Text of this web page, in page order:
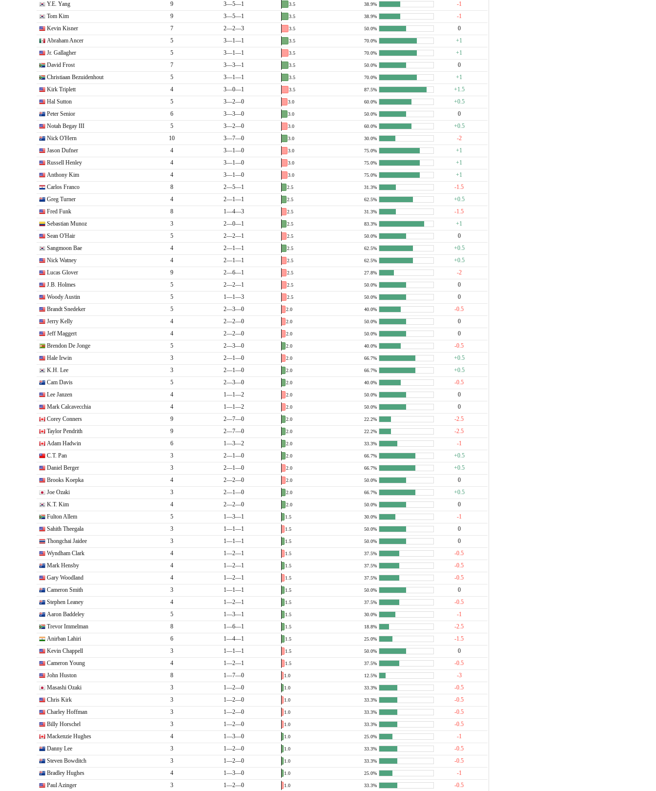
Y.E. Yang
9 3—5—1 3.5 38.9%
-1
Tom Kim
9 3—5—1 3.5 38.9%
-1
Kevin Kisner
7 2—2—3 3.5 50.0%
0
Abraham Ancer
5 3—1—1 3.5 70.0%
+1
Jr. Gallagher
5 3—1—1 3.5 70.0%
+1
David Frost
7 3—3—1 3.5 50.0%
0
Christiaan Bezuidenhout
5 3—1—1 3.5 70.0%
+1
Kirk Triplett
4 3—0—1 3.5 87.5%
+1.5
Hal Sutton
5 3—2—0 3.0 60.0%
+0.5
Peter Senior
6 3—3—0 3.0 50.0%
0
Notah Begay III
5 3—2—0 3.0 60.0%
+0.5
Nick O'Hern
10 3—7—0 3.0 30.0%
-2
Jason Dufner
4 3—1—0 3.0 75.0%
+1
Russell Henley
4 3—1—0 3.0 75.0%
+1
Anthony Kim
4 3—1—0 3.0 75.0%
+1
Carlos Franco
8 2—5—1 2.5 31.3%
-1.5
Greg Turner
4 2—1—1 2.5 62.5%
+0.5
Fred Funk
8 1—4—3 2.5 31.3%
-1.5
Sebastian Munoz
3 2—0—1 2.5 83.3%
+1
Sean O'Hair
5 2—2—1 2.5 50.0%
0
Sangmoon Bae
4 2—1—1 2.5 62.5%
+0.5
Nick Watney
4 2—1—1 2.5 62.5%
+0.5
Lucas Glover
9 2—6—1 2.5 27.8%
-2
J.B. Holmes
5 2—2—1 2.5 50.0%
0
Woody Austin
5 1—1—3 2.5 50.0%
0
Brandt Snedeker
5 2—3—0 2.0 40.0%
-0.5
Jerry Kelly
4 2—2—0 2.0 50.0%
0
Jeff Maggert
4 2—2—0 2.0 50.0%
0
Brendon De Jonge
5 2—3—0 2.0 40.0%
-0.5
Hale Irwin
3 2—1—0 2.0 66.7%
+0.5
K.H. Lee
3 2—1—0 2.0 66.7%
+0.5
Cam Davis
5 2—3—0 2.0 40.0%
-0.5
Lee Janzen
4 1—1—2 2.0 50.0%
0
Mark Calcavecchia
4 1—1—2 2.0 50.0%
0
Corey Conners
9 2—7—0 2.0 22.2%
-2.5
Taylor Pendrith
9 2—7—0 2.0 22.2%
-2.5
Adam Hadwin
6 1—3—2 2.0 33.3%
-1
C.T. Pan
3 2—1—0 2.0 66.7%
+0.5
Daniel Berger
3 2—1—0 2.0 66.7%
+0.5
Brooks Koepka
4 2—2—0 2.0 50.0%
0
Joe Ozaki
3 2—1—0 2.0 66.7%
+0.5
K.T. Kim
4 2—2—0 2.0 50.0%
0
Fulton Allem
5 1—3—1 1.5 30.0%
-1
Sahith Theegala
3 1—1—1 1.5 50.0%
0
Thongchai Jaidee
3 1—1—1 1.5 50.0%
0
Wyndham Clark
4 1—2—1 1.5 37.5%
-0.5
Mark Hensby
4 1—2—1 1.5 37.5%
-0.5
Gary Woodland
4 1—2—1 1.5 37.5%
-0.5
Cameron Smith
3 1—1—1 1.5 50.0%
0
Stephen Leaney
4 1—2—1 1.5 37.5%
-0.5
Aaron Baddeley
5 1—3—1 1.5 30.0%
-1
Trevor Immelman
8 1—6—1 1.5 18.8%
-2.5
Anirban Lahiri
6 1—4—1 1.5 25.0%
-1.5
Kevin Chappell
3 1—1—1 1.5 50.0%
0
Cameron Young
4 1—2—1 1.5 37.5%
-0.5
John Huston
8 1—7—0 1.0 12.5%
-3
Masashi Ozaki
3 1—2—0 1.0 33.3%
-0.5
Chris Kirk
3 1—2—0 1.0 33.3%
-0.5
Charley Hoffman
3 1—2—0 1.0 33.3%
-0.5
Billy Horschel
3 1—2—0 1.0 33.3%
-0.5
Mackenzie Hughes
4 1—3—0 1.0 25.0%
-1
Danny Lee
3 1—2—0 1.0 33.3%
-0.5
Steven Bowditch
3 1—2—0 1.0 33.3%
-0.5
Bradley Hughes
4 1—3—0 1.0 25.0%
-1
Paul Azinger
3 1—2—0 1.0 33.3% -0.5